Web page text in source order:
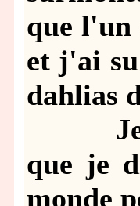
que
et j'ai
dahlias
Je ne
que je
monde